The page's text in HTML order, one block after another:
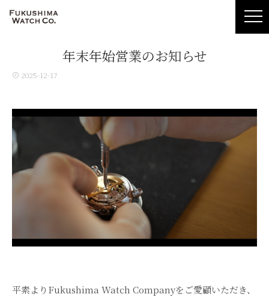
年末年始営業のお知らせ
2025-12-17
平素よりFukushima Watch Companyをご愛顧いただき、